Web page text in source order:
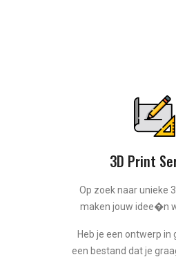
3D Print
Op zoek naar unieke
maken jouw idee�n
Heb je een ontwerp
een bestand dat je